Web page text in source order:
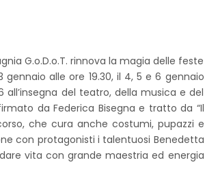
G.o.D.o.T. rinnova la magia delle feste
gennaio alle ore 19.30, il 4, 5 e 6 gennaio
del teatro, della musica e del
da Federica Bisegna e tratto da “Il
che cura anche costumi, pupazzi e
con protagonisti i talentuosi Benedetta
vita con grande maestria ed energia